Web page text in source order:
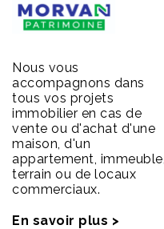
Nous vous
accompagnons dans
tous vos projets
immobilier en cas de
vente ou d'achat d'une
maison, d'un
appartement, immeuble,
terrain ou de locaux
commerciaux.
En savoir plus >